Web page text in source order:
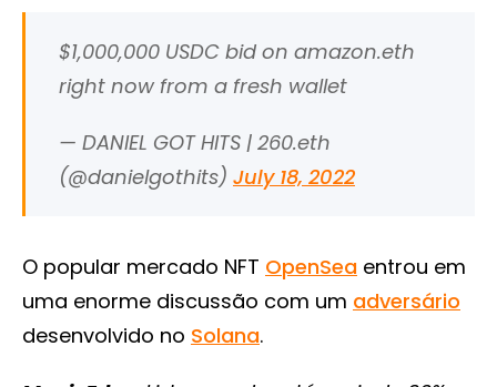
$1,000,000 USDC bid on amazon.eth
right now from a fresh wallet
— DANIEL GOT HITS | 260.eth
(@danielgothits) July 18, 2022
O popular mercado NFT OpenSea entrou em
uma enorme discussão com um adversário
desenvolvido no Solana.